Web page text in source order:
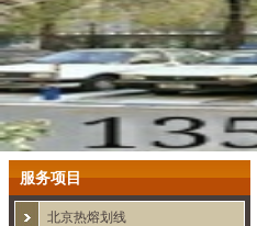
服务项目
北京热熔划线